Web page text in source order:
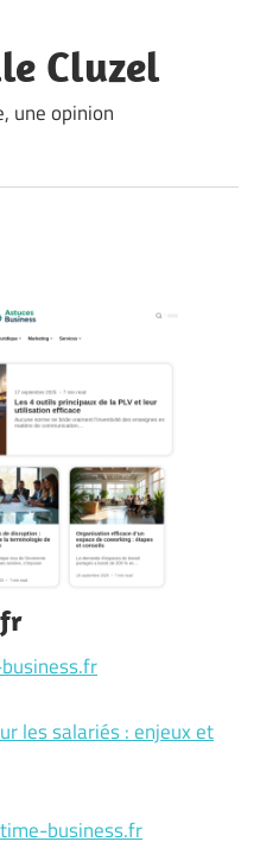
Cluzel
une opinion
les salariés : enjeux et
business.fr